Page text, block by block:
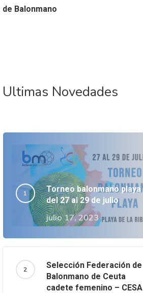
de Balonmano
Ultimas Novedades
Torneo balonmano playa
del 27 al 29 de julio
julio 17, 2023
Selección Federación de
Balonmano de Ceuta
cadete femenino – CESA